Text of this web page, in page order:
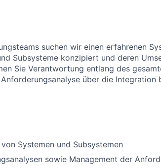
suchen wir einen erfahrenen
Subsysteme konzipiert und deren
Sie Verantwortung entlang des
über die Integration
Systemen und Subsystemen
sowie Management der